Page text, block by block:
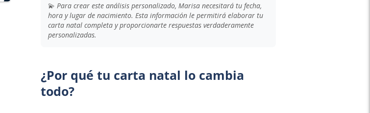
💫 Para crear este análisis personalizado, Marisa necesitará tu fecha,
hora y lugar de nacimiento. Esta información le permitirá elaborar tu
carta natal completa y proporcionarte respuestas verdaderamente
personalizadas.
¿Por qué tu carta natal lo cambia
todo?